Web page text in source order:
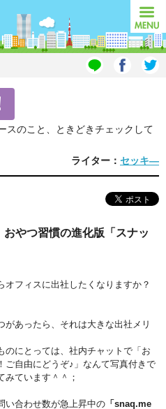
MENU
スのこと、ときどきチェックして
ライター： セッキ―
やつ習慣の進化版「スナッ
フィスに出社したくなりますか？
あったら、それは大きな出社メリ
のにとっては、社内チャットで「お
ご自由にどうぞ♪」なんて写真付きで
みています＾＾；
い合わせ数が急上昇中の 「snaq.me